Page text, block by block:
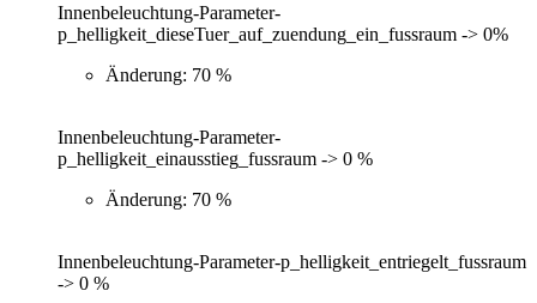
Innenbeleuchtung-Parameter-
p_helligkeit_dieseTuer_auf_zuendung_ein_fussraum -> 0%
Änderung: 70 %
Innenbeleuchtung-Parameter-
p_helligkeit_einausstieg_fussraum -> 0 %
Änderung: 70 %
Innenbeleuchtung-Parameter-p_helligkeit_entriegelt_fussraum
-> 0 %